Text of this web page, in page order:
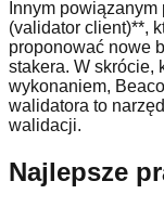
Innym
(validator client)**,
proponować nowe
stakera. W skrócie,
wykonaniem,
walidatora to
walidacji.
Najlepsze